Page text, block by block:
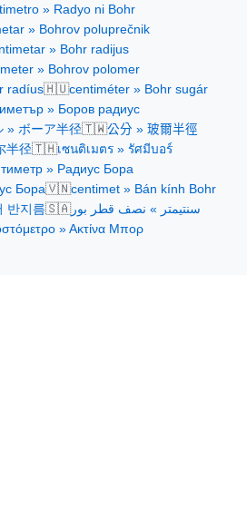
» Radyo ni Bohr
» Bohrov poluprečnik
» Bohr radijus
» Bohrov polomer
radíus🇭🇺centiméter » Bohr sugár
» Боров радиус
» ボーア半径🇹🇼公分 » 玻爾半徑
半径🇹🇭เซนติเมตร » รัศมีบอร์
» Радиус Бора
Бора🇻🇳centimet » Bán kính Bohr
반지름🇸🇦سنتيمتر » نصف قطر بور
» Ακτίνα Μπορ